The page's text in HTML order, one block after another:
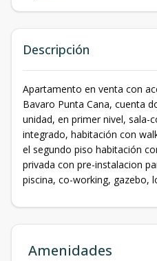
Descripción
Apartamento en venta con
Bavaro Punta Cana, cuenta
unidad, en primer nivel, sala-
integrado, habitación con
el segundo piso habitación
privada con pre-instalacion
piscina, co-working, gazebo,
Amenidades